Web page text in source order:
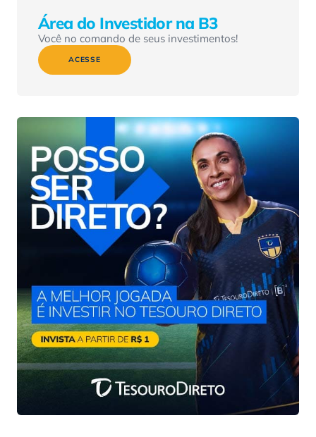
Área do Investidor na B3
Você no comando de seus investimentos!
ACESSE